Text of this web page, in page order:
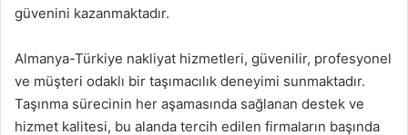
güvenini kazanmaktadır.
Almanya-Türkiye nakliyat hizmetleri, güvenilir, profesyonel
ve müşteri odaklı bir taşımacılık deneyimi sunmaktadır.
Taşınma sürecinin her aşamasında sağlanan destek ve
hizmet kalitesi, bu alanda tercih edilen firmaların başında